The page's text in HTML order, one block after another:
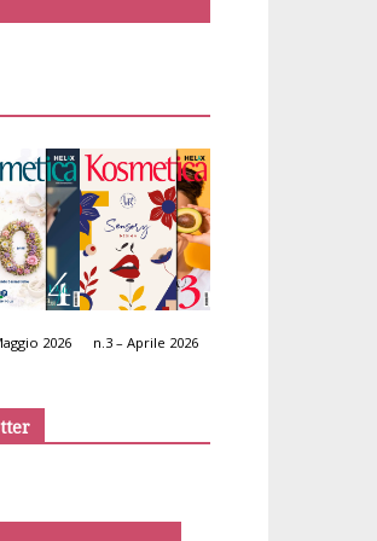
2026 n.3 – Aprile 2026